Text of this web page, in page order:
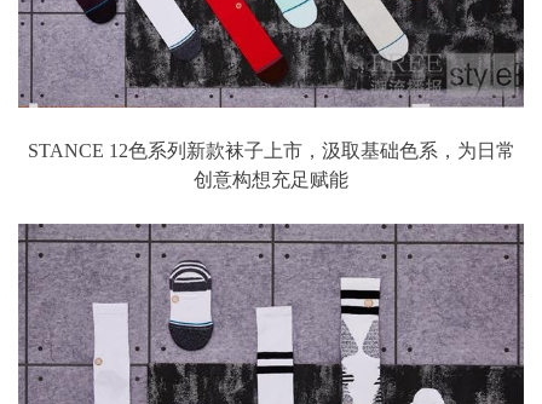
STANCE 12色系列新款袜子上市，汲取基础色系，为日常
创意构想充足赋能